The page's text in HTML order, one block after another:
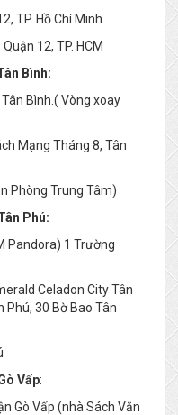
TP. Hồ Chí Minh
12, TP. HCM
Bình:
Tân Bình.( Vòng xoay
Mạng Tháng 8, Tân
Phòng Trung Tâm)
Phú:
Pandora) 1 Trường
Celadon City Tân
Phú, 30 Bờ Bao Tân
Vấp:
Gò Vấp (nhà Sách Văn